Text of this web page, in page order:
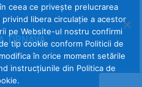
TÎRNAVA
ceea ce privește prelucrarea
libera circulație a acestor
pe Website-ul nostru confirmi
tip cookie conform Politicii de
în orice moment setările
instrucțiunile din Politica de